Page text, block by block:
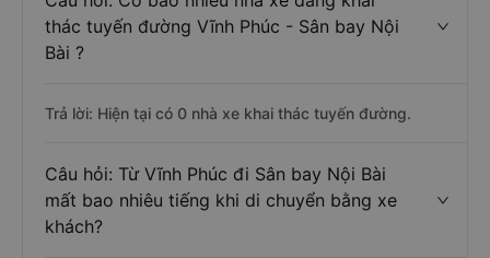
thác tuyến đường Vĩnh Phúc - Sân bay Nội
Bài ?
Trả lời: Hiện tại có 0 nhà xe khai thác tuyến đường.
Câu hỏi: Từ Vĩnh Phúc đi Sân bay Nội Bài
mất bao nhiêu tiếng khi di chuyển bằng xe
khách?